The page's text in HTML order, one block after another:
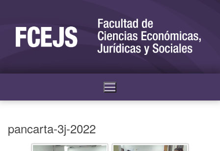
pancarta-3j-2022